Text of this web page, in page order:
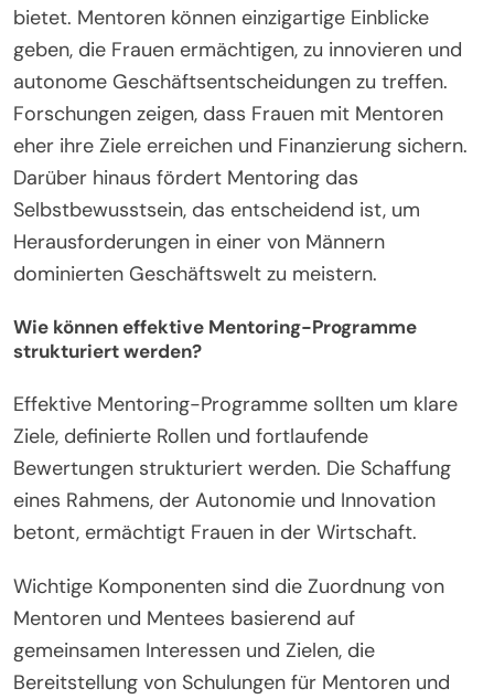
bietet. Mentoren können einzigartige Einblicke
geben, die Frauen ermächtigen, zu innovieren und
autonome Geschäftsentscheidungen zu treffen.
Forschungen zeigen, dass Frauen mit Mentoren
eher ihre Ziele erreichen und Finanzierung sichern.
Darüber hinaus fördert Mentoring das
Selbstbewusstsein, das entscheidend ist, um
Herausforderungen in einer von Männern
dominierten Geschäftswelt zu meistern.
Wie können effektive Mentoring-Programme
strukturiert werden?
Effektive Mentoring-Programme sollten um klare
Ziele, definierte Rollen und fortlaufende
Bewertungen strukturiert werden. Die Schaffung
eines Rahmens, der Autonomie und Innovation
betont, ermächtigt Frauen in der Wirtschaft.
Wichtige Komponenten sind die Zuordnung von
Mentoren und Mentees basierend auf
gemeinsamen Interessen und Zielen, die
Bereitstellung von Schulungen für Mentoren und